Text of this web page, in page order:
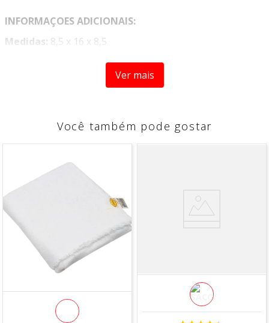
INFORMAÇOES ADICIONAIS:
Medidas: 8,5 x 16 x 8,5
Ver mais
Você também pode gostar